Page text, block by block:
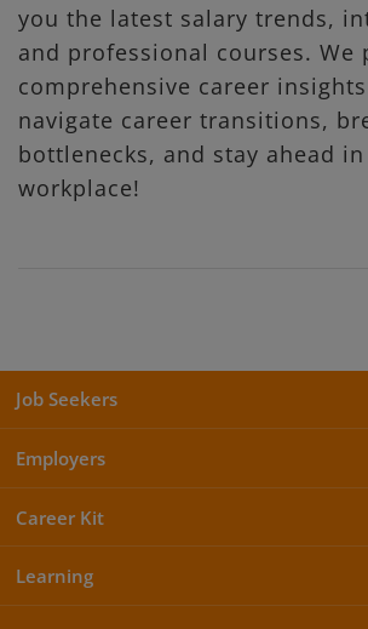
you the latest salary trends,
and professional courses. We
comprehensive career
navigate career transitions,
bottlenecks, and stay ahead
workplace!
Job Seekers
Employers
Career Kit
Learning